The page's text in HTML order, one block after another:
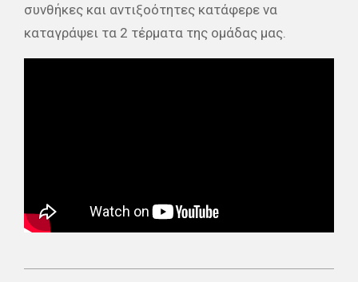
συνθήκες και αντιξοότητες κατάφερε να
καταγράψει τα 2 τέρματα της ομάδας μας.